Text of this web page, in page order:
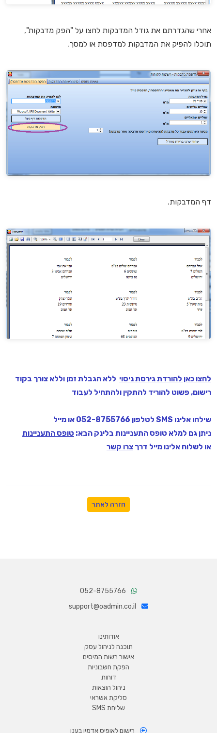
אחרי שהגדרתם את גודל המדבקות לחצו על "הפק מדבקות",
תוכלו להפיק את המדבקות למדפסת או למסך.
דף המדבקות.
לחצו כאן להורדת גירסת ניסוי ללא הגבלת זמן וללא צורך בקוד
רישום, פשוט להוריד להתקין ולהתחיל לעבוד
שילחו אלינו SMS לטלפון 052-8755766 או מייל
ניתן גם למלא טופס התעניינות בלינק הבא: טופס התעניינות
או לשלוח אלינו מייל דרך צרו קשר
חזרה לאתר
אודותינו
תוכנה לניהול עסק
אישור רשות המיסים
הפקת חשבוניות
דוחות
ניהול הוצאות
סליקת אשראי
שליחת SMS
רישום לאופיס אדמין בענן